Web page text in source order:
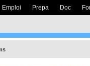
Emploi Prepa Doc